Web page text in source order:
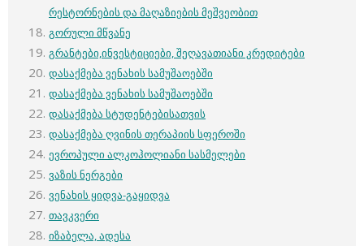
რესტორნების და მაღაზიების მეშვეობით
გორული მწვანე
გრანტები,ინვესტიციები, შეღავათიანი კრედიტები
დასაქმება ვენახის სამუშაოებში
დასაქმება ვენახის სამუშაოებში
დასაქმება სტუდენტებისათვის
დასაქმება ღვინის თერაპიის სფეროში
ევროპული ალკოჰოლიანი სასმელები
ვაზის ნერგები
ვენახის ყიდვა-გაყიდვა
თავკვერი
იზაბელა, ადესა